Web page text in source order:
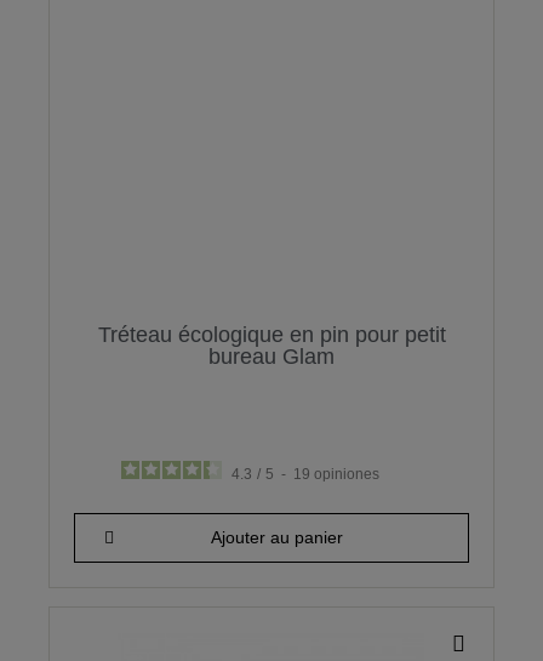
Tréteau écologique en pin pour petit
bureau Glam
4.3 / 5 - 19opiniones
33,45 €
Ajouter au panier